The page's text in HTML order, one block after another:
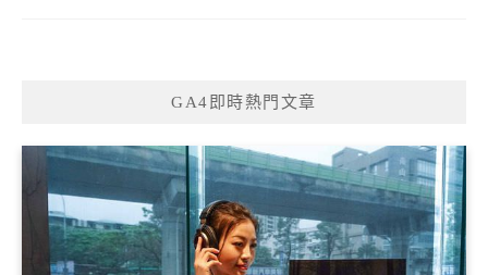
GA4即時熱門文章